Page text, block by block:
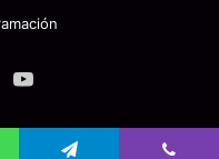
YouTube